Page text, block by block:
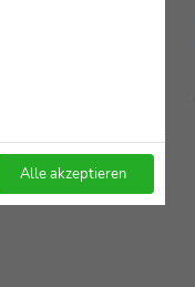
Alle akzeptieren